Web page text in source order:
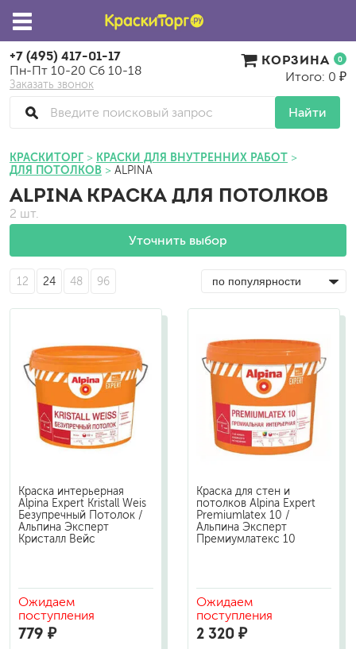
+7 (495) 417-01-17
Пн-Пт 10-20 Сб 10-18
Заказать звонок
Найти
КОРЗИНА 0
Итого: 0 ₽
КРАСКИТОРГ
КРАСКИ ДЛЯ ВНУТРЕННИХ РАБОТ
ДЛЯ ПОТОЛКОВ
ALPINA
ALPINA КРАСКА ДЛЯ ПОТОЛКОВ
2 шт.
Уточнить выбор
12 24 48 96
Краска интерьерная
Alpina Expert Kristall Weis
Безупречный Потолок /
Альпина Эксперт
Кристалл Вейс
Ожидаем
поступления
779 ₽
Краска для стен и
потолков Alpina Expert
Premiumlatex 10 /
Альпина Эксперт
Премиумлатекс 10
Ожидаем
поступления
2 320 ₽